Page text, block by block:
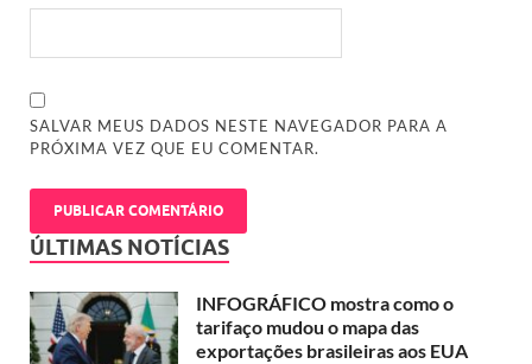
SALVAR MEUS DADOS NESTE NAVEGADOR PARA A
PRÓXIMA VEZ QUE EU COMENTAR.
ÚLTIMAS NOTÍCIAS
INFOGRÁFICO mostra como o
tarifaço mudou o mapa das
exportações brasileiras aos EUA